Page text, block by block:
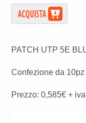
PATCH UTP 5E
Confezione da 10pz
Prezzo: 0,585€ + iva